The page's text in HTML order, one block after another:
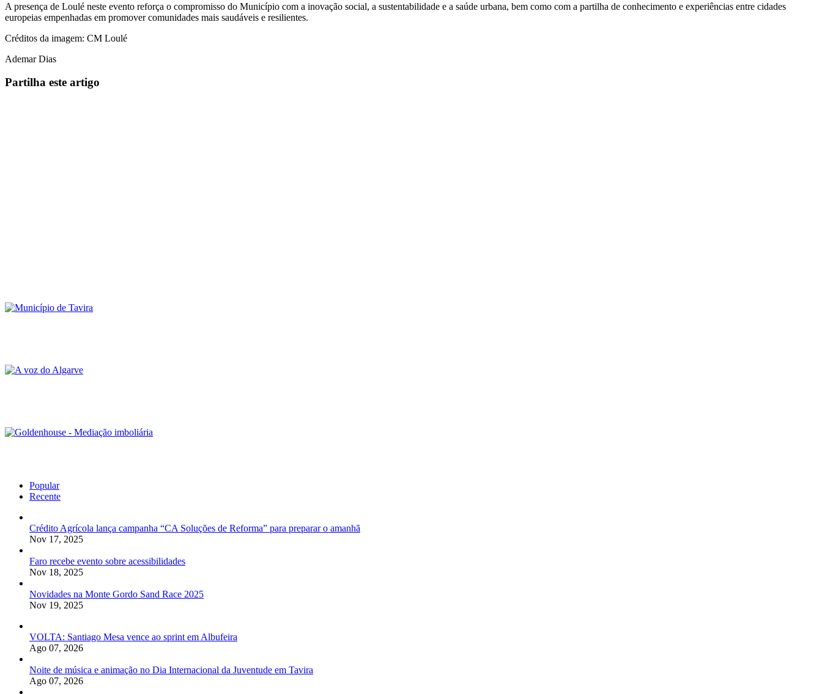
A presença de Loulé neste evento reforça o compromisso do Município com a inovação social, a sustentabilidade e a saúde urbana, bem como com a partilha de conhecimento e experiências entre cidades
europeias empenhadas em promover comunidades mais saudáveis e resilientes.
Créditos da imagem: CM Loulé
Ademar Dias
Partilha este artigo
Popular
Recente
Crédito Agrícola lança campanha “CA Soluções de Reforma” para preparar o amanhã
Nov 17, 2025
Faro recebe evento sobre acessibilidades
Nov 18, 2025
Novidades na Monte Gordo Sand Race 2025
Nov 19, 2025
VOLTA: Santiago Mesa vence ao sprint em Albufeira
Ago 07, 2026
Noite de música e animação no Dia Internacional da Juventude em Tavira
Ago 07, 2026